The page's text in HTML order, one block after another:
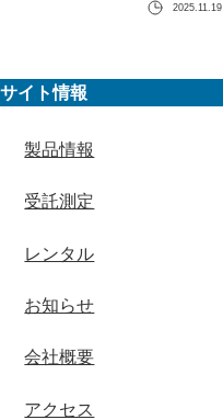
2025.11.19
サイト情報
製品情報
受託測定
レンタル
お知らせ
会社概要
アクセス